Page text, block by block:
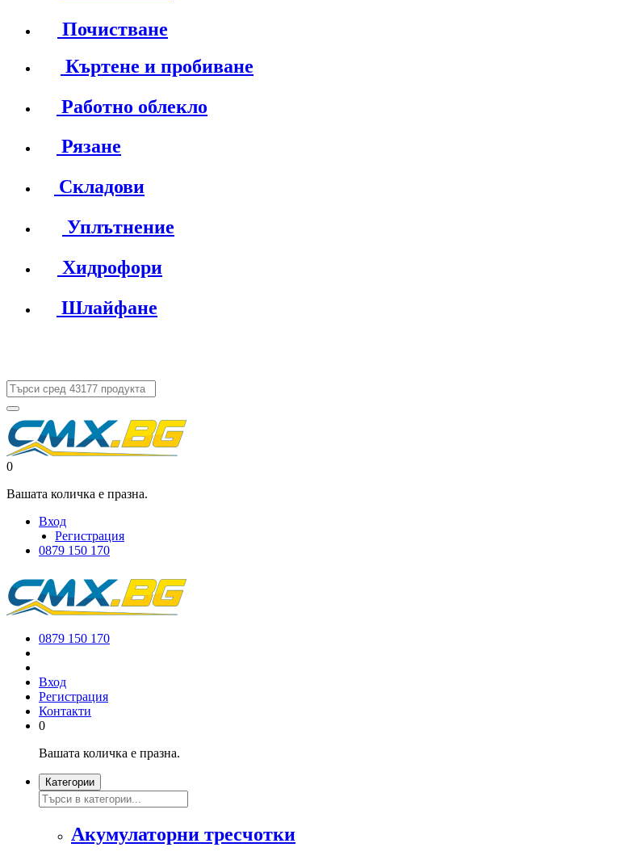
Почистване
Къртене и пробиване
Работно облекло
Рязане
Складови
Уплътнение
Хидрофори
Шлайфане
0
Вашата количка е празна.
Вход
Регистрация
0879 150 170
0879 150 170
Вход
Регистрация
Контакти
0
Вашата количка е празна.
Категории
Акумулаторни тресчотки